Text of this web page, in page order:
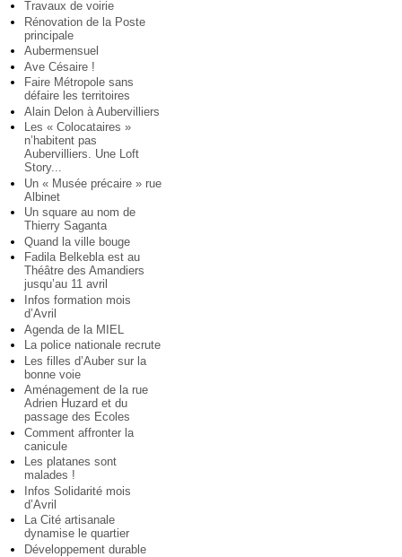
Travaux de voirie
Rénovation de la Poste
principale
Aubermensuel
Ave Césaire !
Faire Métropole sans
défaire les territoires
Alain Delon à Aubervilliers
Les « Colocataires »
n’habitent pas
Aubervilliers. Une Loft
Story...
Un « Musée précaire » rue
Albinet
Un square au nom de
Thierry Saganta
Quand la ville bouge
Fadila Belkebla est au
Théâtre des Amandiers
jusqu’au 11 avril
Infos formation mois
d’Avril
Agenda de la MIEL
La police nationale recrute
Les filles d’Auber sur la
bonne voie
Aménagement de la rue
Adrien Huzard et du
passage des Ecoles
Comment affronter la
canicule
Les platanes sont
malades !
Infos Solidarité mois
d’Avril
La Cité artisanale
dynamise le quartier
Développement durable